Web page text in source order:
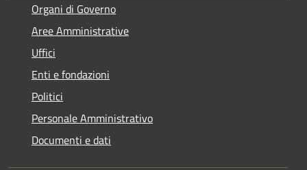
Organi di Governo
Aree Amministrative
Uffici
Enti e fondazioni
Politici
Personale Amministrativo
Documenti e dati